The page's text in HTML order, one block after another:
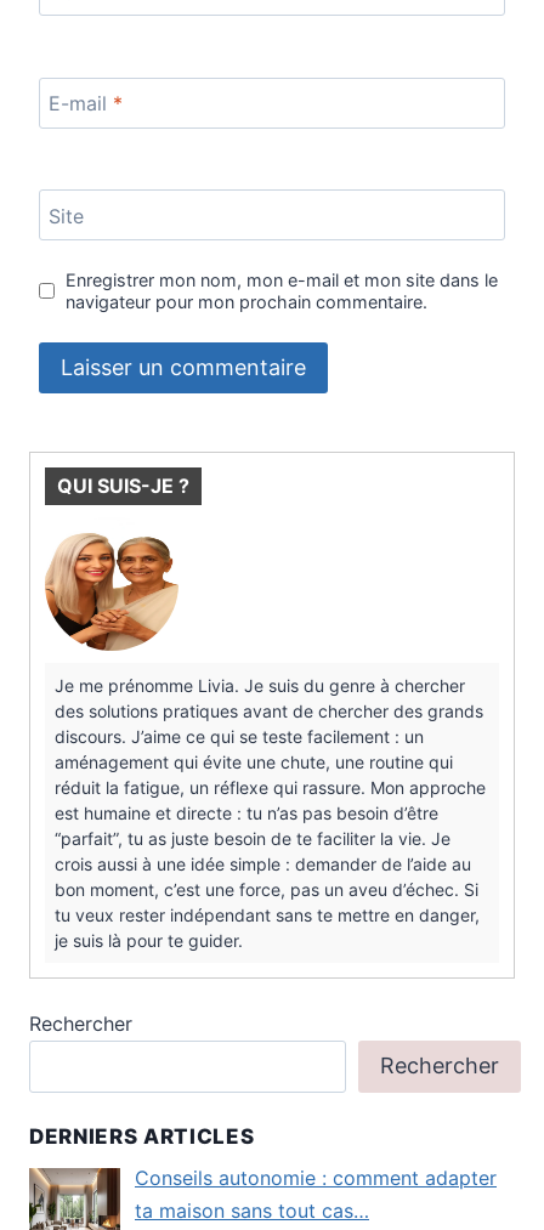
E-mail *
Site
Enregistrer mon nom, mon e-mail et mon site dans le
navigateur pour mon prochain commentaire.
QUI SUIS-JE ?
Je me prénomme Livia. Je suis du genre à chercher
des solutions pratiques avant de chercher des grands
discours. J’aime ce qui se teste facilement : un
aménagement qui évite une chute, une routine qui
réduit la fatigue, un réflexe qui rassure. Mon approche
est humaine et directe : tu n’as pas besoin d’être
“parfait”, tu as juste besoin de te faciliter la vie. Je
crois aussi à une idée simple : demander de l’aide au
bon moment, c’est une force, pas un aveu d’échec. Si
tu veux rester indépendant sans te mettre en danger,
je suis là pour te guider.
Rechercher
Rechercher
DERNIERS ARTICLES
Conseils autonomie : comment adapter
ta maison sans tout cas…